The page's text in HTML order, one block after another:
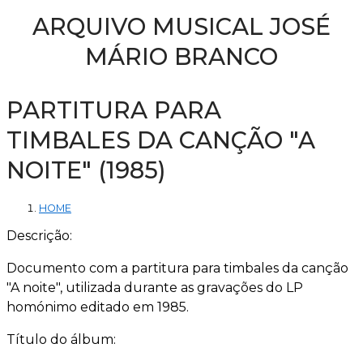
ARQUIVO MUSICAL JOSÉ
MÁRIO BRANCO
PARTITURA PARA
TIMBALES DA CANÇÃO "A
NOITE" (1985)
HOME
Descrição:
Documento com a partitura para timbales da canção
"A noite", utilizada durante as gravações do LP
homónimo editado em 1985.
Título do álbum: